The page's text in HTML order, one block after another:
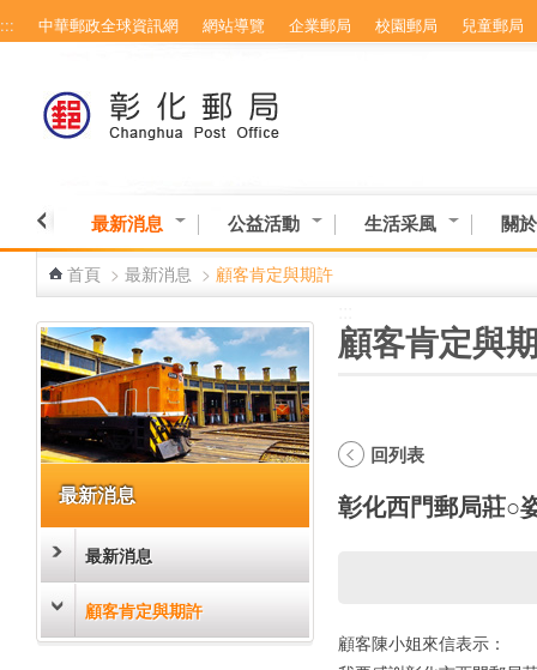
跳到主要內容區塊
::: 中華郵政全球資訊網 網站導覽 企業郵局 校園郵局 兒童郵局
最新消息 公益活動 生活采風 關
首頁 > 最新消息 > 顧客肯定與期許
最新消息
最新消息
顧客肯定與期許
顧客肯定與
回列表
彰化西門郵局莊○
顧客陳小姐來信表示：